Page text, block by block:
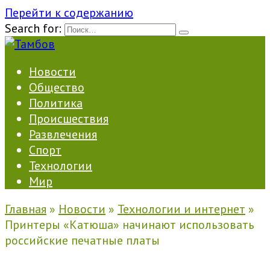
Перейти к содержанию
Search for:
Новости
Общество
Политика
Происшествия
Развлечения
Спорт
Технологии
Мир
Главная » Новости » Технологии и интернет »
Принтеры «Катюша» начинают использовать
российские печатные платы